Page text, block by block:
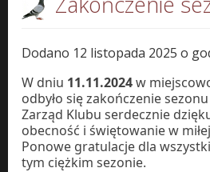
Dodano 12 listopada 2025 o
W dniu 11.11.2024w
odbyło się zakończenie
Zarząd Klubu serdecznie
obecność i świętowanie w
Ponowe gratulacje dla
tym ciężkim sezonie.